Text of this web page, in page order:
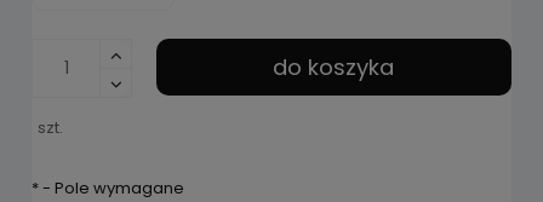
szt.
do koszyka
*- Pole wymagane